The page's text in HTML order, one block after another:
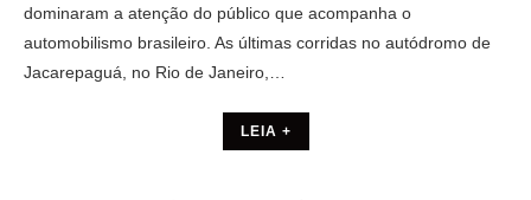
dominaram a atenção do público que acompanha o
automobilismo brasileiro. As últimas corridas no autódromo de
Jacarepaguá, no Rio de Janeiro,…
LEIA +